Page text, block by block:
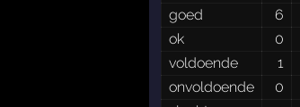
goed
6
ok
0
voldoende
1
onvoldoende
0